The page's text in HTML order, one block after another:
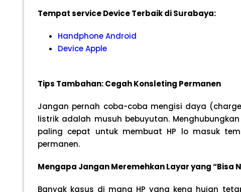
Tempat service Device Terbaik di Surabaya:
Handphone Android
Device Apple
Tips Tambahan: Cegah Konsleting Permanen
Jangan pernah coba-coba mengisi daya
listrik adalah musuh bebuyutan.
paling cepat untuk membuat HP lo masuk
permanen.
Mengapa Jangan Meremehkan Layar yang “Bisa
Banyak kasus di mana HP yang kena hujan